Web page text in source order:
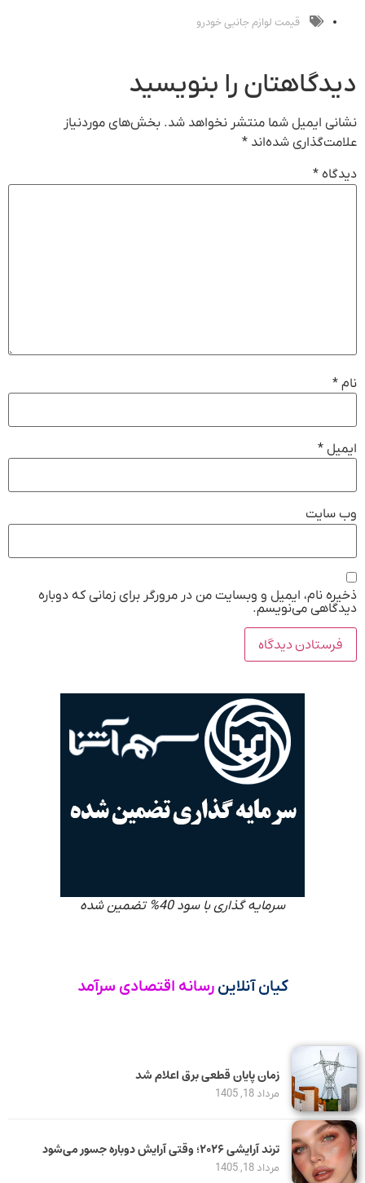
خریدار واقعی*
قیمت لوازم جانبی خودرو
دیدگاهتان را بنویسید
نشانی ایمیل شما منتشر نخواهد شد. بخش‌های موردنیاز
علامت‌گذاری شده‌اند *
دیدگاه *
نام *
ایمیل *
وب‌ سایت
ذخیره نام، ایمیل و وبسایت من در مرورگر برای زمانی که دوباره
دیدگاهی می‌نویسم.
سرمایه گذاری با سود 40% تضمین شده
کیان آنلاین رسانه اقتصادی سرآمد
زمان پایان قطعی برق اعلام شد
مرداد 18, 1405
ترند آرایشی ۲۰۲۶؛ وقتی آرایش دوباره جسور می‌شود
مرداد 18, 1405